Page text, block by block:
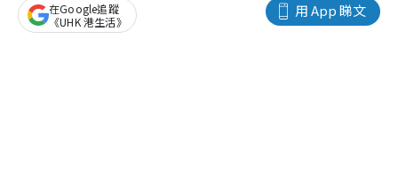
用 App 睇文
在Google追蹤
《UHK 港生活》